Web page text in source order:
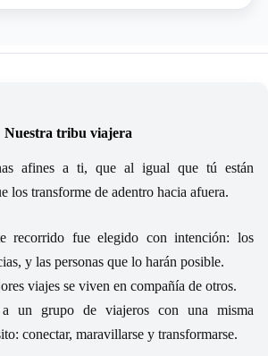
Nuestra tribu viajera
afines a ti, que al igual que tú están
los transforme de adentro hacia afuera.
recorrido fue elegido con intención: los
y las personas que lo harán posible.
viajes se viven en compañía de otros.
un grupo de viajeros con una misma
conectar, maravillarse y transformarse.